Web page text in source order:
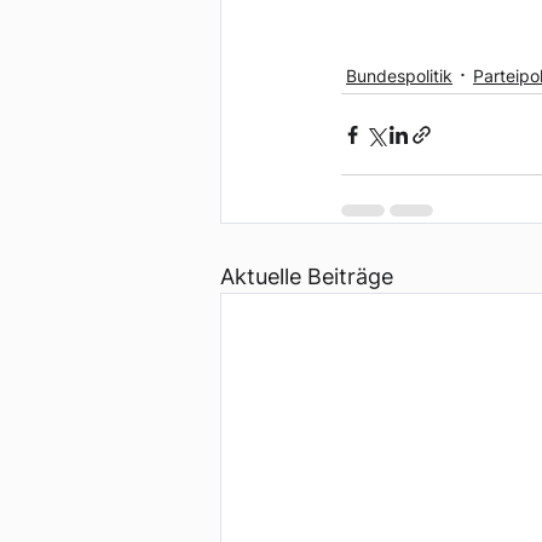
Bundespolitik
Aktuelle Beiträge